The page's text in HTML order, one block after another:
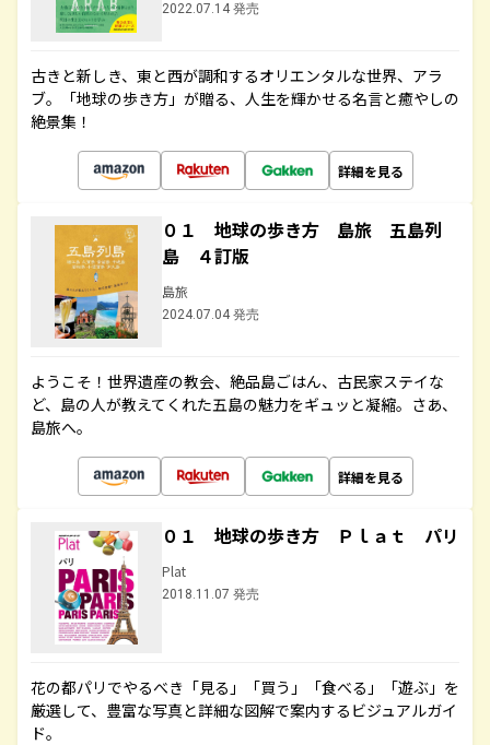
2022.07.14 発売
古きと新しき、東と西が調和するオリエンタルな世界、アラ
ブ。「地球の歩き方」が贈る、人生を輝かせる名言と癒やしの
絶景集！
詳細を見る
０１ 地球の歩き方 島旅 五島列
島 ４訂版
島旅
2024.07.04 発売
ようこそ！世界遺産の教会、絶品島ごはん、古民家ステイな
ど、島の人が教えてくれた五島の魅力をギュッと凝縮。さあ、
島旅へ。
詳細を見る
０１ 地球の歩き方 Ｐｌａｔ パリ
Plat
2018.11.07 発売
花の都パリでやるべき「見る」「買う」「食べる」「遊ぶ」を
厳選して、豊富な写真と詳細な図解で案内するビジュアルガイ
ド。